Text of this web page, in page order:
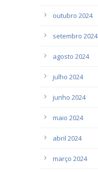
outubro 2024
setembro 2024
agosto 2024
julho 2024
junho 2024
maio 2024
abril 2024
março 2024